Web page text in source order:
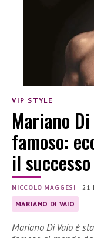
VIP STYLE
Mariano
famoso:
il successo
NICCOLO MAGGESI |21
MARIANO DI VAIO
Mariano Di Vaio è